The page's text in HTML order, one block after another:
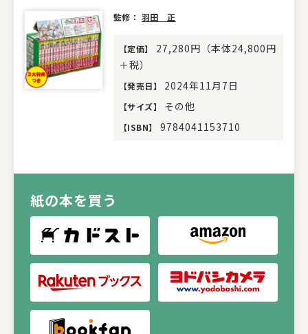
監修： 羽田 正
【定価】
27,280円（本体24,800円
＋税）
【発売日】 2024年11月7日
【サイズ】 その他
【ISBN】 9784041153710
紙の本を買う